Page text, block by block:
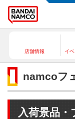
店舗情報 イ
namcoフ
入荷景品